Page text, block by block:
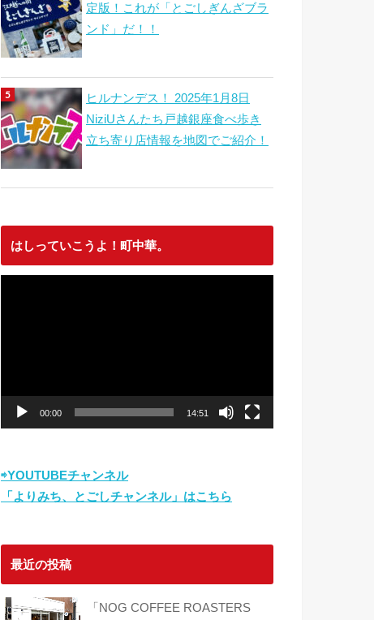
定版！これが「とごしぎんざブラ
ンド」だ！！
ヒルナンデス！ 2025年1月8日
NiziUさんたち戸越銀座食べ歩き
立ち寄り店情報を地図でご紹介！
はしっていこうよ！町中華。
00:00 14:51
⇨YOUTUBEチャンネル
「よりみち、とごしチャンネル」はこちら
最近の投稿
「NOG COFFEE ROASTERS